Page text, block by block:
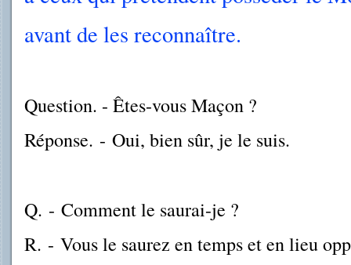
avant de les reconnaître.
Question. - Êtes-vous Maçon ?
Réponse. - Oui, bien sûr, je le suis.
Q. - Comment le saurai-je ?
R. - Vous le saurez en temps et en lieu